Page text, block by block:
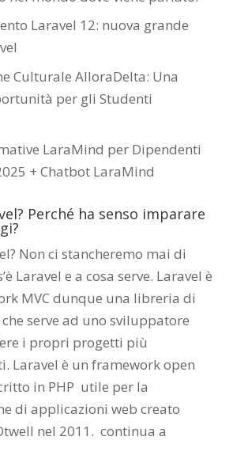
Laravel 12: nuova grande
Culturale AlloraDelta: Una
per gli Studenti
LaraMind per Dipendenti
+ Chatbot LaraMind
Perché ha senso imparare
Non ci stancheremo mai di
Laravel e a cosa serve. Laravel è
MVC dunque una libreria di
che serve ad uno sviluppatore
i propri progetti più
Laravel è un framework open
in PHP utile per la
di applicazioni web creato
nel 2011. continua a